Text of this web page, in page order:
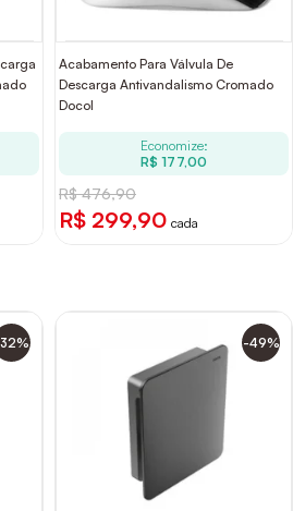
Acabamento Para Válvula De
Descarga Antivandalismo Cromado
Docol
Economize:
R$ 177,00
R$ 476,90
R$ 299,90 cada
-49%